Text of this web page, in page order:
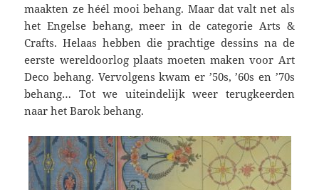
maakten ze héél mooi behang. Maar dat valt net als
het Engelse behang, meer in de categorie Arts &
Crafts. Helaas hebben die prachtige dessins na de
eerste wereldoorlog plaats moeten maken voor Art
Deco behang. Vervolgens kwam er ’50s, ’60s en ’70s
behang… Tot we uiteindelijk weer terugkeerden
naar het Barok behang.